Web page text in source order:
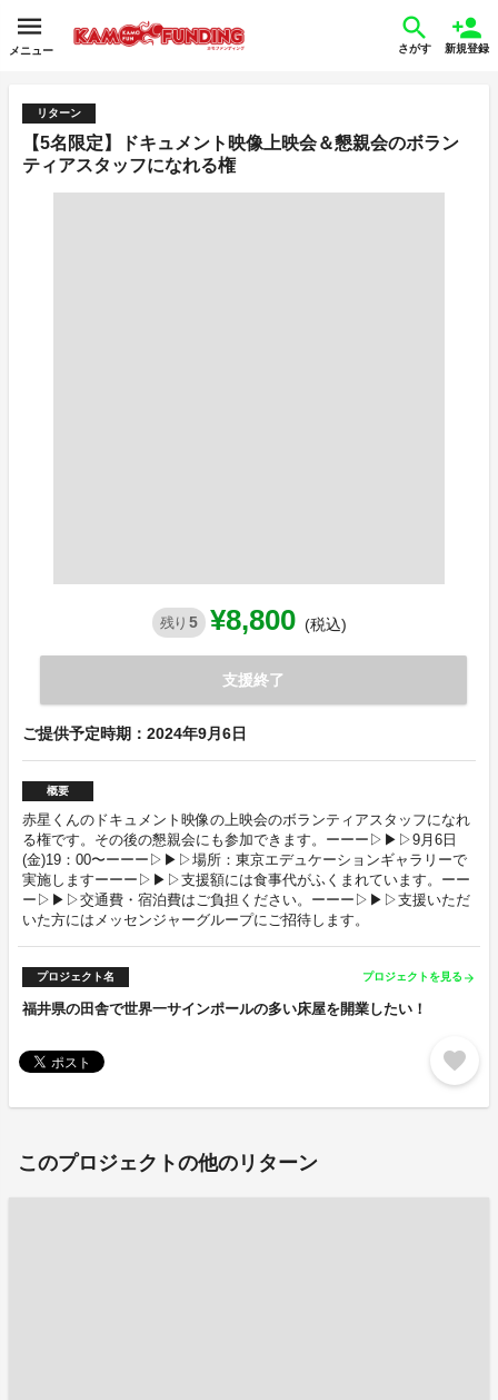
メニュー さがす 新規登録
リターン
【5名限定】ドキュメント映像上映会＆懇親会のボラン
ティアスタッフになれる権
残り 5 ¥8,800 (税込)
支援終了
ご提供予定時期：2024年9月6日
概要
赤星くんのドキュメント映像の上映会のボランティアスタッフになれ
る権です。その後の懇親会にも参加できます。ーーー▷▶︎▷9月6日
(金)19：00〜ーーー▷▶︎▷場所：東京エデュケーションギャラリーで
実施しますーーー▷▶︎▷支援額には食事代がふくまれています。ーー
ー▷▶︎▷交通費・宿泊費はご負担ください。ーーー▷▶︎▷支援いただ
いた方にはメッセンジャーグループにご招待します。
プロジェクト名 プロジェクトを見る arrow_forward
福井県の田舎で世界一サインポールの多い床屋を開業したい！
favorite
このプロジェクトの他のリターン